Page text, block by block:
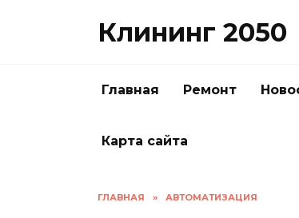
Клининг 2050
Главная Ремонт
Карта сайта
ГЛАВНАЯ » АВТОМАТИЗАЦИЯ